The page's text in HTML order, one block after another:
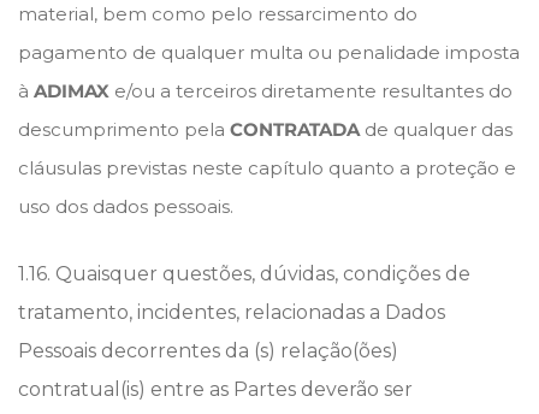
material, bem como pelo ressarcimento do
pagamento de qualquer multa ou penalidade imposta
à ADIMAX e/ou a terceiros diretamente resultantes do
descumprimento pela CONTRATADAde qualquer das
cláusulas previstas neste capítulo quanto a proteção e
uso dos dados pessoais.
1.16. Quaisquer questões, dúvidas, condições de
tratamento, incidentes, relacionadas a Dados
Pessoais decorrentes da (s) relação(ões)
contratual(is) entre as Partes deverão ser